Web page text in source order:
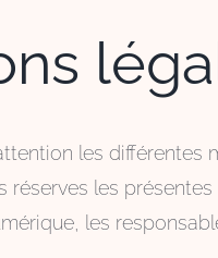
les différentes
réserves les
les